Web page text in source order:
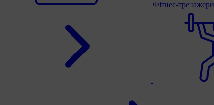
Фітнес-тренажери